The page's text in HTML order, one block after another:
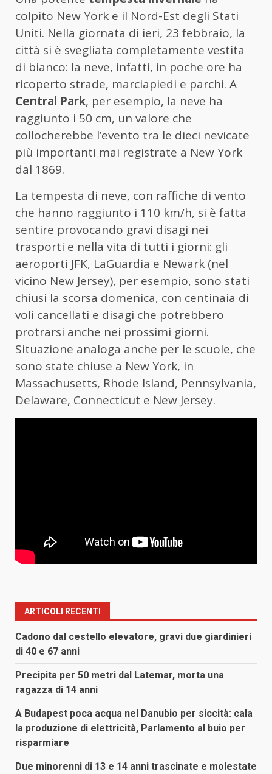
colpito New York e il Nord-Est degli Stati
Uniti. Nella giornata di ieri, 23 febbraio, la
città si è svegliata completamente vestita
di bianco: la neve, infatti, in poche ore ha
ricoperto strade, marciapiedi e parchi. A
Central Park, per esempio, la neve ha
raggiunto i 50 cm, un valore che
collocherebbe l’evento tra le dieci nevicate
più importanti mai registrate a New York
dal 1869.
La tempesta di neve, con raffiche di vento
che hanno raggiunto i 110 km/h, si è fatta
sentire provocando gravi disagi nei
trasporti e nella vita di tutti i giorni: gli
aeroporti JFK, LaGuardia e Newark (nel
vicino New Jersey), per esempio, sono stati
chiusi la scorsa domenica, con centinaia di
voli cancellati e disagi che potrebbero
protrarsi anche nei prossimi giorni.
Situazione analoga anche per le scuole, che
sono state chiuse a New York, in
Massachusetts, Rhode Island, Pennsylvania,
Delaware, Connecticut e New Jersey.
ARTICOLI RECENTI
Cadono dal cestello elevatore, gravi due giardinieri
di 40 e 67 anni
Precipita per 50 metri dal Latemar, morta una
ragazza di 14 anni
A Budapest poca acqua nel Danubio per siccità: cala
la produzione di elettricità, Parlamento al buio per
risparmiare
Due minorenni di 13 e 14 anni trascinate e molestate